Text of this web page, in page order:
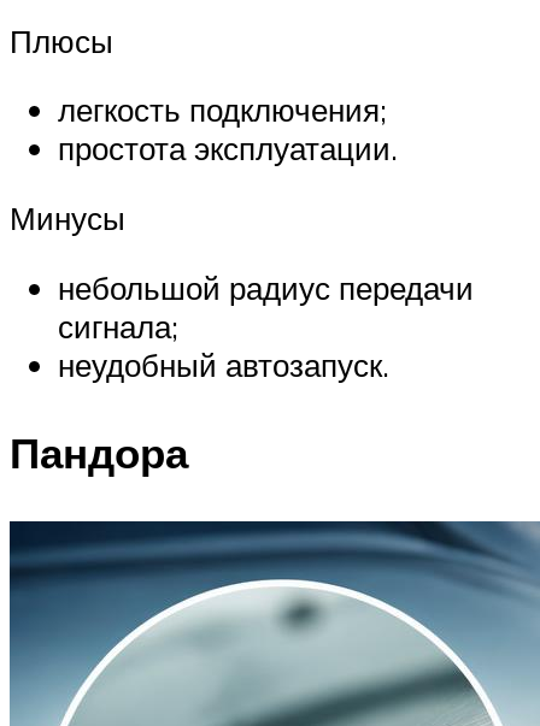
Плюсы
легкость подключения;
простота эксплуатации.
Минусы
небольшой радиус передачи
сигнала;
неудобный автозапуск.
Пандора